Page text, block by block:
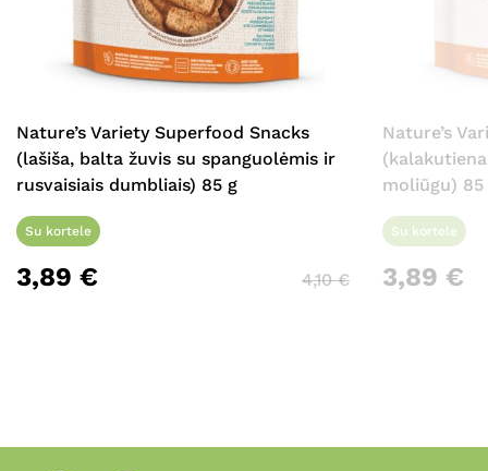
Nature’s Variety Superfood Snacks
(lašiša, balta žuvis su spanguolėmis ir
rusvaisiais dumbliais) 85 g
Su kortele
3,89 € 4,10€
Nature’s
moliūgu) 85
Su kortele
3,89 €